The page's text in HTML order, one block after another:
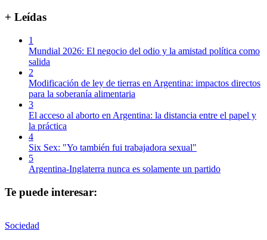
+ Leídas
1
Mundial 2026: El negocio del odio y la amistad política como
salida
2
Modificación de ley de tierras en Argentina: impactos directos
para la soberanía alimentaria
3
El acceso al aborto en Argentina: la distancia entre el papel y
la práctica
4
Six Sex: "Yo también fui trabajadora sexual"
5
Argentina-Inglaterra nunca es solamente un partido
Te puede interesar:
Sociedad